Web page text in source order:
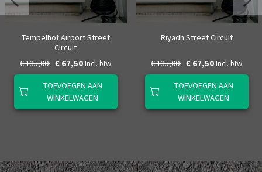
Tempelhof Airport Street
Circuit
€ 135,00 € 67,50 Incl. btw
TOEVOEGEN AAN
WINKELWAGEN
Riyadh Street Circuit
€ 135,00 € 67,50 Incl. btw
TOEVOEGEN AAN
WINKELWAGEN